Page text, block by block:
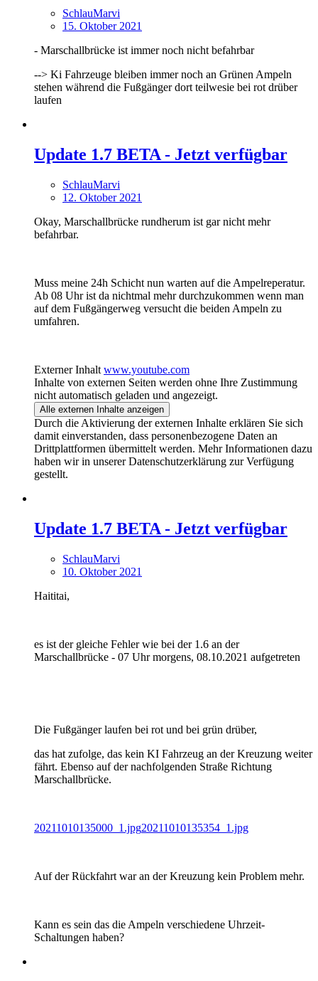
SchlauMarvi
15. Oktober 2021
- Marschallbrücke ist immer noch nicht befahrbar
--> Ki Fahrzeuge bleiben immer noch an Grünen Ampeln
stehen während die Fußgänger dort teilwesie bei rot drüber
laufen
Update 1.7 BETA - Jetzt verfügbar
SchlauMarvi
12. Oktober 2021
Okay, Marschallbrücke rundherum ist gar nicht mehr
befahrbar.
Muss meine 24h Schicht nun warten auf die Ampelreperatur.
Ab 08 Uhr ist da nichtmal mehr durchzukommen wenn man
auf dem Fußgängerweg versucht die beiden Ampeln zu
umfahren.
Externer Inhalt www.youtube.com
Inhalte von externen Seiten werden ohne Ihre Zustimmung
nicht automatisch geladen und angezeigt.
Alle externen Inhalte anzeigen
Durch die Aktivierung der externen Inhalte erklären Sie sich
damit einverstanden, dass personenbezogene Daten an
Drittplattformen übermittelt werden. Mehr Informationen dazu
haben wir in unserer Datenschutzerklärung zur Verfügung
gestellt.
Update 1.7 BETA - Jetzt verfügbar
SchlauMarvi
10. Oktober 2021
Haititai,
es ist der gleiche Fehler wie bei der 1.6 an der
Marschallbrücke - 07 Uhr morgens, 08.10.2021 aufgetreten
Die Fußgänger laufen bei rot und bei grün drüber,
das hat zufolge, das kein KI Fahrzeug an der Kreuzung weiter
fährt. Ebenso auf der nachfolgenden Straße Richtung
Marschallbrücke.
20211010135000_1.jpg20211010135354_1.jpg
Auf der Rückfahrt war an der Kreuzung kein Problem mehr.
Kann es sein das die Ampeln verschiedene Uhrzeit-
Schaltungen haben?